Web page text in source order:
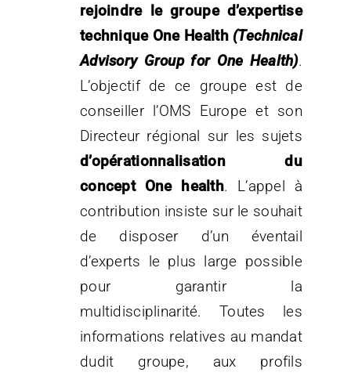
rejoindre le groupe d’expertise
technique One Health (Technical
Advisory Group for One Health).
L’objectif de ce groupe est de
conseiller l’OMS Europe et son
Directeur régional sur les sujets
d’opérationnalisation du
concept One health. L’appel à
contribution insiste sur le souhait
de disposer d’un éventail
d’experts le plus large possible
pour garantir la
multidisciplinarité. Toutes les
informations relatives au mandat
dudit groupe, aux profils